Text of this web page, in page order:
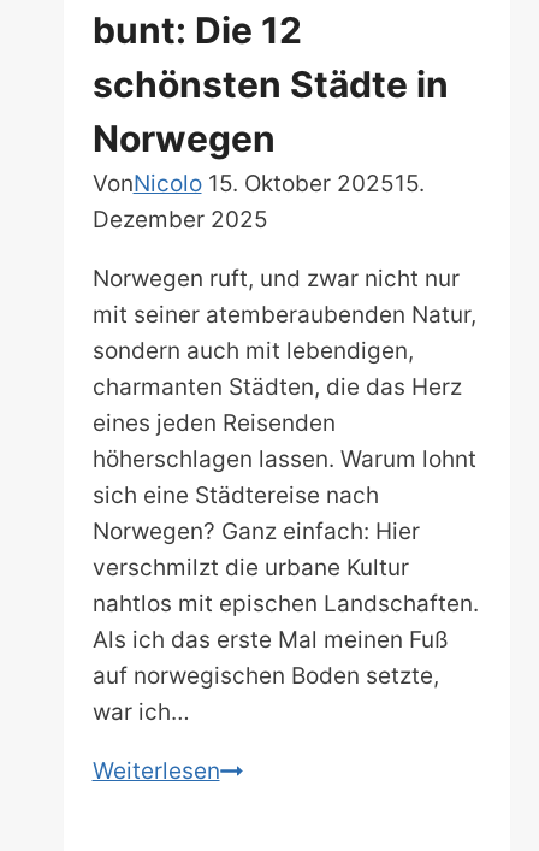
bunt: Die 12
schönsten Städte in
Norwegen
VonNicolo 15. Oktober 202515.
Dezember 2025
Norwegen ruft, und zwar nicht nur
mit seiner atemberaubenden Natur,
sondern auch mit lebendigen,
charmanten Städten, die das Herz
eines jeden Reisenden
höherschlagen lassen. Warum lohnt
sich eine Städtereise nach
Norwegen? Ganz einfach: Hier
verschmilzt die urbane Kultur
nahtlos mit epischen Landschaften.
Als ich das erste Mal meinen Fuß
auf norwegischen Boden setzte,
war ich…
WeiterlesenNordisch,